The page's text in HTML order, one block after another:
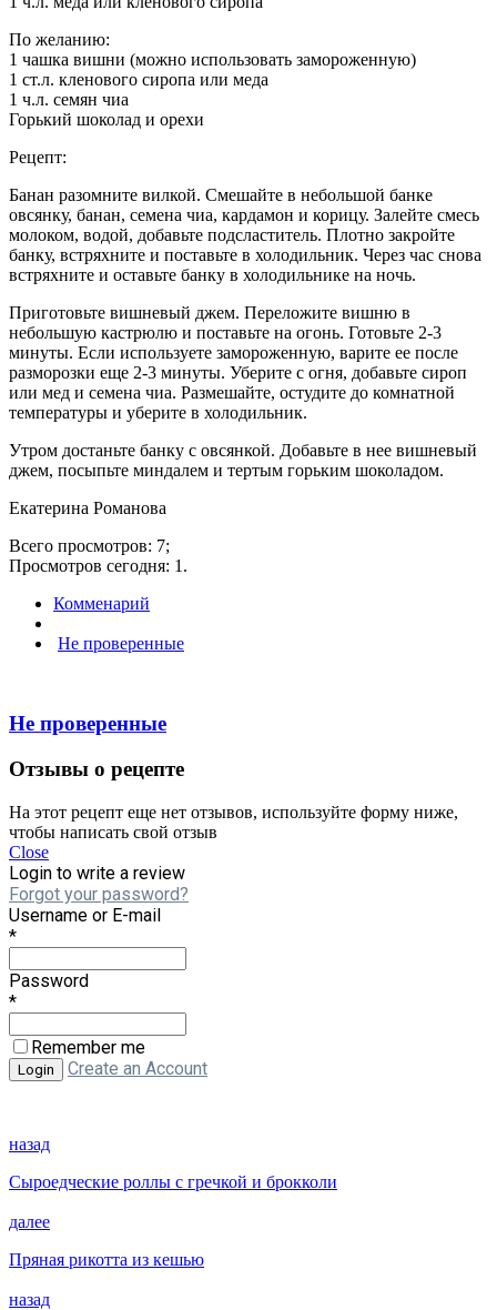
По желанию:
1 чашка вишни (можно использовать замороженную)
1 ст.л. кленового сиропа или меда
1 ч.л. семян чиа
Горький шоколад и орехи
Рецепт:
Банан разомните вилкой. Смешайте в небольшой банке
овсянку, банан, семена чиа, кардамон и корицу. Залейте смесь
молоком, водой, добавьте подсластитель. Плотно закройте
банку, встряхните и поставьте в холодильник. Через час снова
встряхните и оставьте банку в холодильнике на ночь.
Приготовьте вишневый джем. Переложите вишню в
небольшую кастрюлю и поставьте на огонь. Готовьте 2-3
минуты. Если используете замороженную, варите ее после
разморозки еще 2-3 минуты. Уберите с огня, добавьте сироп
или мед и семена чиа. Размешайте, остудите до комнатной
температуры и уберите в холодильник.
Утром достаньте банку с овсянкой. Добавьте в нее вишневый
джем, посыпьте миндалем и тертым горьким шоколадом.
Екатерина Романова
Всего просмотров: 7;
Просмотров сегодня: 1.
Комменарий
Не проверенные
Не проверенные
Отзывы о рецепте
На этот рецепт еще нет отзывов, используйте форму ниже,
чтобы написать свой отзыв
Close
Login to write a review
Forgot your password?
Username or E-mail
*
Password
*
Remember me
Create an Account
назад
Сыроедческие роллы с гречкой и брокколи
далее
Пряная рикотта из кешью
назад